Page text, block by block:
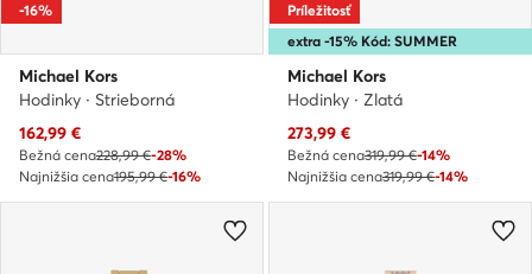
-16%
Michael Kors
Hodinky · Strieborná
Aktuálna cena
162,99 €
Bežná cena228,99 €-28%
Najnižšia cena195,99 €-16%
extra -15% Kód: SUMMER
Príležitosť
Michael Kors
Hodinky · Zlatá
Aktuálna cena
273,99 €
Bežná cena319,99 €-14%
Najnižšia cena319,99 €-14%